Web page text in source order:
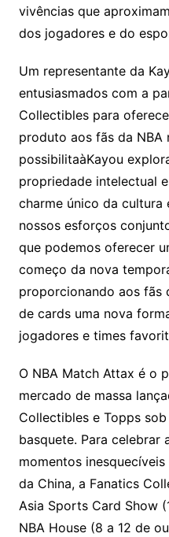
vivências que
dos jogadores e do
Um representante da
entusiasmados com a
Collectibles para
produto aos fãs da NBA
possibilitaàKayou
propriedade intelectual
charme único da
nossos esforços
que podemos oferecer
começo da nova
proporcionando aos fãs
de cards uma nova
jogadores e times
O NBA Match Attax é o
mercado de massa
Collectibles e Topps
basquete. Para celebrar
momentos
da China, a Fanatics
Asia Sports Card Show
NBA House (8 a 12 de